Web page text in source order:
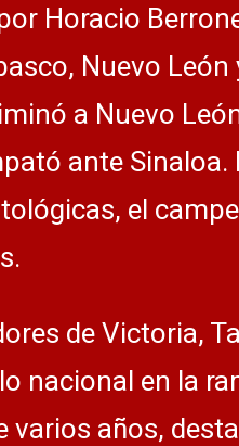
Horacio
Nuevo León
a Nuevo
ante Sinaloa.
el
de Victoria,
nacional en la
varios años,